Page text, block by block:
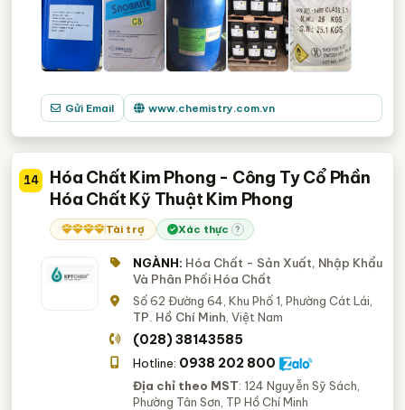
Gửi Email www.chemistry.com.vn
14
Hóa Chất Kim Phong - Công Ty Cổ Phần
Hóa Chất Kỹ Thuật Kim Phong
Tài trợ Xác thực ?
NGÀNH: Hóa Chất - Sản Xuất, Nhập Khẩu
Và Phân Phối Hóa Chất
Số 62 Đường 64, Khu Phố 1, Phường Cát Lái,
TP. Hồ Chí Minh , Việt Nam
(028) 38143585
Hotline: 0938 202 800
Địa chỉ theo MST: 124 Nguyễn Sỹ Sách,
Phường Tân Sơn, TP Hồ Chí Minh